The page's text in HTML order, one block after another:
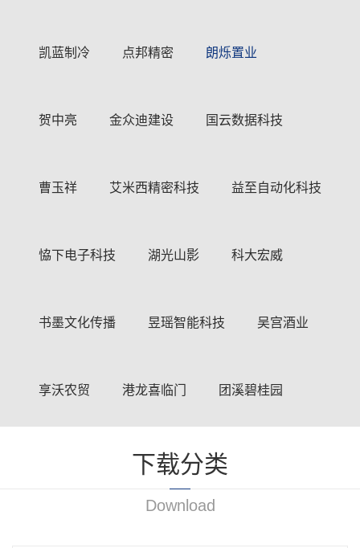
凯蓝制冷 点邦精密 朗烁置业
贺中亮 金众迪建设 国云数据科技
曹玉祥 艾米西精密科技 益至自动化科技
恊下电子科技 湖光山影 科大宏威
书墨文化传播 昱瑶智能科技 吴宫酒业
享沃农贸 港龙喜临门 团溪碧桂园
下载分类
Download